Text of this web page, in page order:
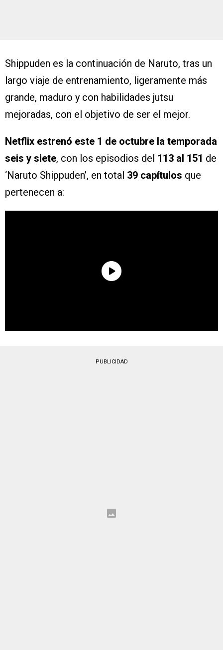
Shippuden es la continuación de Naruto, tras un
largo viaje de entrenamiento, ligeramente más
grande, maduro y con habilidades jutsu
mejoradas, con el objetivo de ser el mejor.
Netflix estrenó este 1 de octubre la temporada
seis y siete, con los episodios del 113 al 151 de
‘Naruto Shippuden’, en total 39 capítulos que
pertenecen a:
PUBLICIDAD